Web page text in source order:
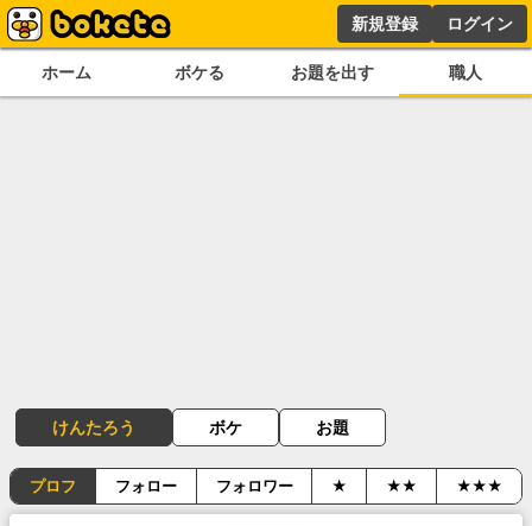
新規登録 ログイン
ホーム ボケる お題を出す 職人
けんたろう ボケ お題
プロフ フォロー フォロワー ★ ★★ ★★★